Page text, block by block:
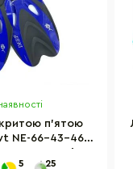
п'ятою
NE-66-43-46-B
5 25